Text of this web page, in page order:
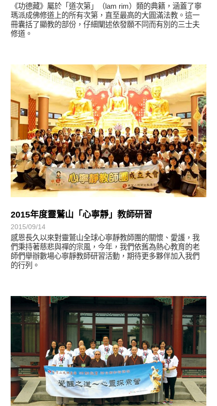
《功德藏》屬於「道次第」（lam rim）類的典籍，涵蓋了寧
瑪派成佛修道上的所有次第，直至最高的大圓滿法教。這一
冊囊括了顯教的部份，仔細闡述依發願不同而有別的三士夫
修道。
2015年度靈鷲山「心寧靜」教師研習
2015/09/14
感恩長久以來對靈鷲山全球心寧靜教師團的關懷、愛護，我
們秉持著慈悲與禪的宗風，今年，我們依舊為熱心教育的老
師們舉辦數場心寧靜教師研習活動，期待更多夥伴加入我們
的行列。
教育活動
學習分享